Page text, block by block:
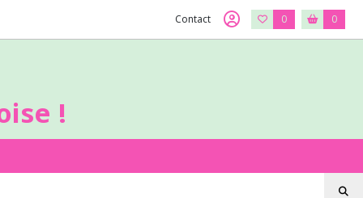
Contact 0 0
!